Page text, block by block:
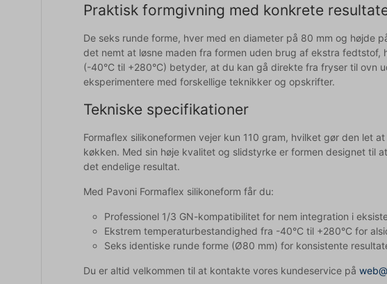
Praktisk formgivning med konkrete
De seks runde forme, hver med en diameter på 80 mm og højde
det nemt at løsne maden fra formen uden brug af ekstra
(-40°C til +280°C) betyder, at du kan gå direkte fra fryser til
eksperimentere med forskellige teknikker og opskrifter.
Tekniske specifikationer
Formaflex silikoneformen vejer kun 110 gram, hvilket gør den let
køkken. Med sin høje kvalitet og slidstyrke er formen designet til
det endelige resultat.
Med Pavoni Formaflex silikoneform får du:
Professionel 1/3 GN-kompatibilitet for nem integration i
Ekstrem temperaturbestandighed fra -40°C til +280°C for
Seks identiske runde forme (Ø80 mm) for konsistente
Du er altid velkommen til at kontakte vores kundeservice på